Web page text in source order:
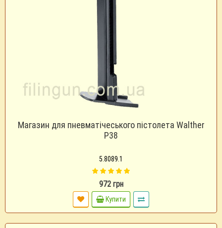
Магазин для пневматічеського пістолета Walther
P38
5.8089.1
972 грн
Купити